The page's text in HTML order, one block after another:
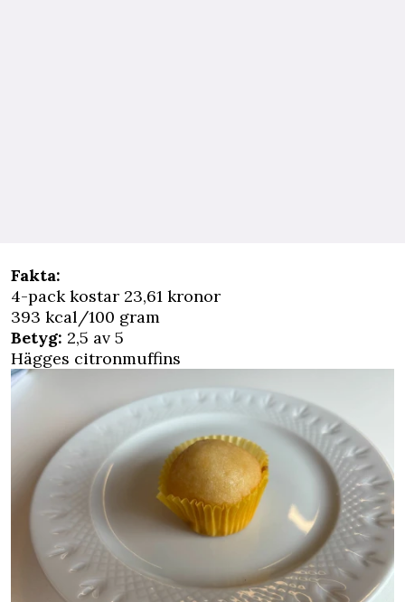
Fakta:
4-pack kostar 23,61 kronor
393 kcal/100 gram
Betyg: 2,5 av 5
Hägges citronmuffins